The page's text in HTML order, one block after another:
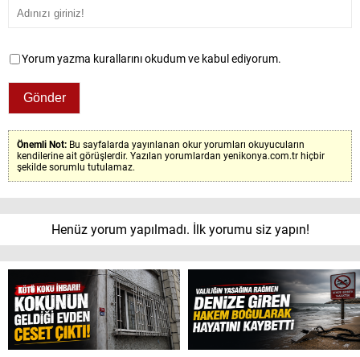
Yorum yazma kurallarını okudum ve kabul ediyorum.
Önemli Not: Bu sayfalarda yayınlanan okur yorumları okuyucuların
kendilerine ait görüşlerdir. Yazılan yorumlardan yenikonya.com.tr hiçbir
şekilde sorumlu tutulamaz.
Henüz yorum yapılmadı. İlk yorumu siz yapın!